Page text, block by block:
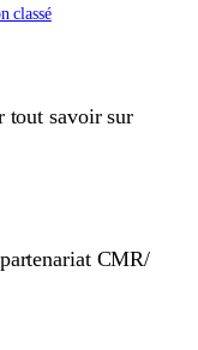
classé
tout savoir sur
CMR/